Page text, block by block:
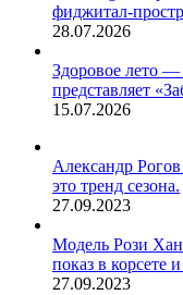
фиджитал-
28.07.2026
Здоровое лето —
представляет
15.07.2026
Александр
это тренд сезона.
27.09.2023
Модель Рози
показ в корсете
27.09.2023